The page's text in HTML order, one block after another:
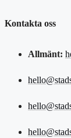
Kontakta oss
Allmänt: